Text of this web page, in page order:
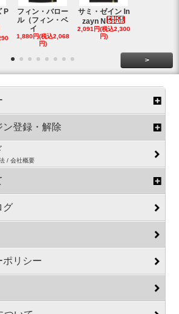
P
フィン・バロー
ル（フィン・ベ
イ
1,880円(税込2,068
円)
サミ・ゼイン In
zayn N
2,091円(税込2,300
円)
>
ン登録・解除
/ 会社概要
グ
ポリシー